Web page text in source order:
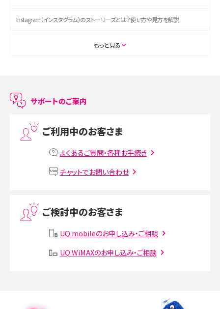
Instagram（インスタグラム）のストーリーズとは？使い方や見方を解説
ASMRとは？初心者向けの代表ジャンルや楽しみ方を解説
LINEで友だちを削除する方法は？方法ごとの影響や復活・復元する方法も解説
MNOとは？MVNOやMVNEとの違いやメリット・デメリットを解説
VPN接続とは？仕組みや必要性、メリット・デメリット、接続方法を解説
Instagram（インスタグラム）でスクショするとバレる？バレるケースや撮り方も解
SMSとは？料金やできること、注意点や届かない時の対処法を解説
iPhone 16eとiPhone SE（第3世代）の違いは？サイズやスペックを比較して解説
もっと見る
サポートのご案内
ご利用中のお客さま
よくあるご質問・各種お手続き
チャットでお問い合わせ
ご検討中のお客さま
UQ mobileのお申し込み・ご相談
UQ WiMAXのお申し込み・ご相談